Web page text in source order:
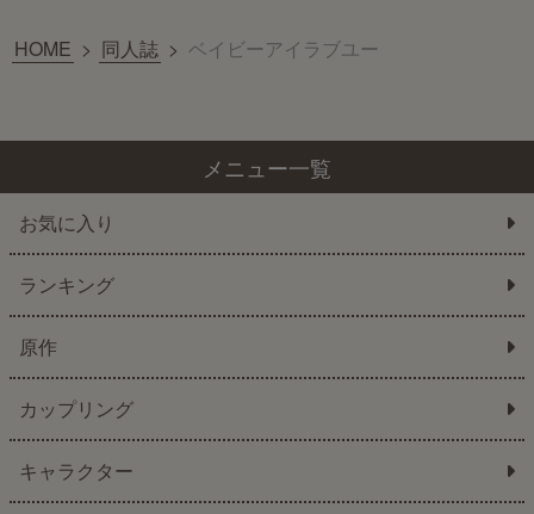
HOME > 同人誌 > ベイビーアイラブユー
メニュー一覧
お気に入り
ランキング
原作
カップリング
キャラクター